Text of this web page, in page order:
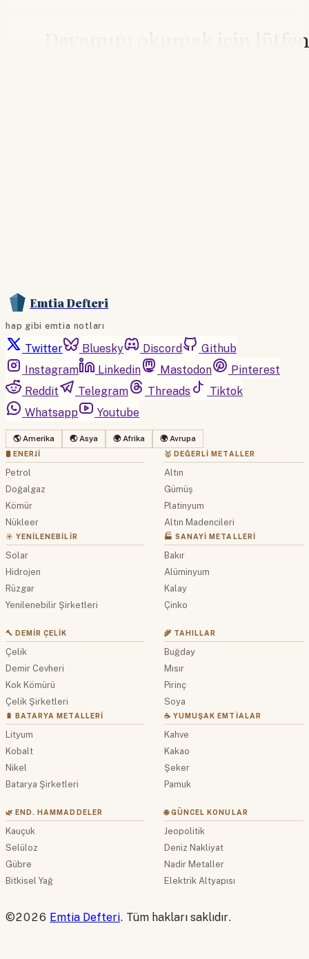
Devamını okumak için lütfen
Emtia Defteri
hap gibi emtia notları
Twitter Bluesky Discord
Github
Instagram
Linkedin Mastodon
Pinterest
Reddit
Telegram Threads
Tiktok
Whatsapp
Youtube
🌎 Amerika 🌏 Asya 🌍 Afrika 🌍 Avrupa
🛢 ENERJI
Petrol
Doğalgaz
Kömür
Nükleer
☀️ YENILENEBILIR
Solar
Hidrojen
Rüzgar
Yenilenebilir Şirketleri
🥇 DEĞERLI METALLER
Altın
Gümüş
Platinyum
Altın Madencileri
🏭 SANAYI METALLERI
Bakır
Alüminyum
Kalay
Çinko
🔨 DEMIR ÇELIK
Çelik
Demir Cevheri
Kok Kömürü
Çelik Şirketleri
🔋 BATARYA METALLERI
Lityum
Kobalt
Nikel
Batarya Şirketleri
🌾 TAHILLAR
Buğday
Mısır
Pirinç
Soya
☕ YUMUŞAK EMTIALAR
Kahve
Kakao
Şeker
Pamuk
🌿 END. HAMMADDELER
Kauçuk
Selüloz
Gübre
Bitkisel Yağ
🌐 GÜNCEL KONULAR
Jeopolitik
Deniz Nakliyat
Nadir Metaller
Elektrik Altyapısı
©2026 Emtia Defteri. Tüm hakları saklıdır.